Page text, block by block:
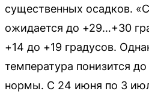
существенных осадков.
ожидается до +29…+30
+14 до +19 градусов.
температура понизится
нормы. С 24 июня по 3